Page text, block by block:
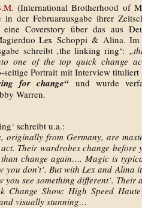
(International Brotherhood of
in der Februarausgabe ihrer
Coverstory über das aus
Lex Schoppi & Alina.
schreibt ‚the linking ring‘:
one of the top quick change
seitige Portrait mit Interview tituliert
for change“ und wurde
Warren.
schreibt u.a.:
originally from Germany, are
Their wardrobes change before
change again…. Magic is
you don’t‘. But with Lex and Alina
you see something different‘. Their
Change Show: High Speed
visually stunning…